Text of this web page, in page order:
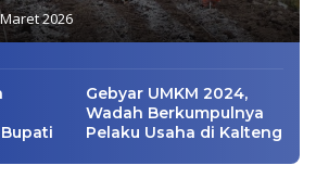
2026
Gebyar UMKM 2024,
Wadah Berkumpulnya
Pelaku Usaha di Kalteng